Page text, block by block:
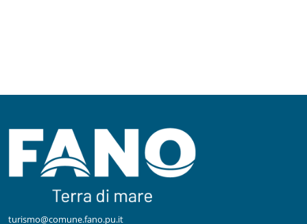
turismo@comune.fano.pu.it